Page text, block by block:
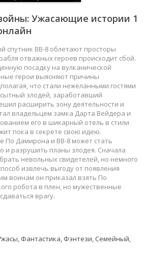
Ужасающие истории 1
спутник BB-8 облетают просторы
отважных героев происходит сбой.
посадку на вулканической
герои выясняют причины
что стали нежеланными гостями
злодей, заработавший
расширить зону деятельности и
владельцем замка Дарта Вейдера и
его в шикарный отель в стили
пока в секрете свою идею.
По Дамирона и BB-8 может стать
и разрушить планы злодея. Сначала
невольных свидетелей, но немного
извлечь выгоду от появления
воинам он приказал взять По
робота в плен, но мужественные
врагу.
Фантастика, Фэнтези, Семейный,